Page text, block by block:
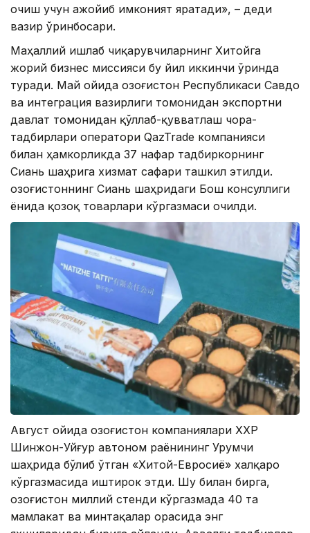
очиш учун ажойиб имконият яратади», – деди
вазир ўринбосари.
Маҳаллий ишлаб чиқарувчиларнинг Хитойга
жорий бизнес миссияси бу йил иккинчи ўринда
туради. Май ойида Қозоғистон Республикаси Савдо
ва интеграция вазирлиги томонидан экспортни
давлат томонидан қўллаб-қувватлаш чора-
тадбирлари оператори QazTrade компанияси
билан ҳамкорликда 37 нафар тадбиркорнинг
Сиань шаҳрига хизмат сафари ташкил этилди.
Қозоғистоннинг Сиань шаҳридаги Бош консуллиги
ёнида қозоқ товарлари кўргазмаси очилди.
Август ойида Қозоғистон компаниялари ХХР
Шинжон-Уйғур автоном раёнининг Урумчи
шаҳрида бўлиб ўтган «Хитой-Евросиё» халқаро
кўргазмасида иштирок этди. Шу билан бирга,
Қозоғистон миллий стенди кўргазмада 40 та
мамлакат ва минтақалар орасида энг